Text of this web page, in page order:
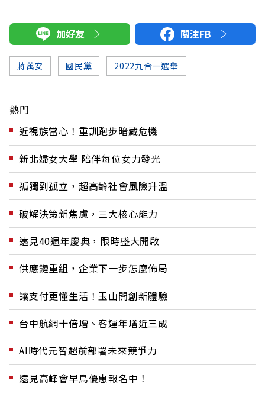
加好友 關注FB
蔣萬安 國民黨 2022九合一選舉
熱門
近視族當心！重訓跑步暗藏危機
新北婦女大學 陪伴每位女力發光
孤獨到孤立，超高齡社會風險升溫
破解決策新焦慮，三大核心能力
遠見40週年慶典，限時盛大開啟
供應鏈重組，企業下一步怎麼佈局
讓支付更懂生活！玉山開創新體驗
台中航網十倍增、客運年增近三成
AI時代元智超前部署未來競爭力
遠見高峰會早鳥優惠報名中！